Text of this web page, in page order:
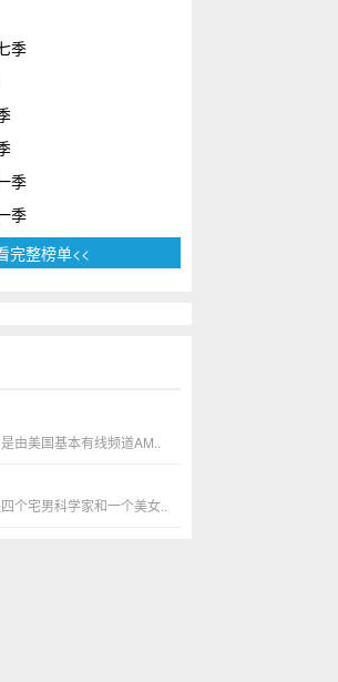
季
季
季
完整榜单<<
由美国基本有线频道AM..
个宅男科学家和一个美女..